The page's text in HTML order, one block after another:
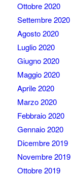
Ottobre 2020
Settembre 2020
Agosto 2020
Luglio 2020
Giugno 2020
Maggio 2020
Aprile 2020
Marzo 2020
Febbraio 2020
Gennaio 2020
Dicembre 2019
Novembre 2019
Ottobre 2019